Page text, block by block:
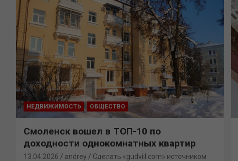
НЕДВИЖИМОСТЬ ОБЩЕСТВО
Смоленск вошел в ТОП-10 по
доходности однокомнатных квартир
13.04.2026 andrey
Сделать «gudvill.com» источником